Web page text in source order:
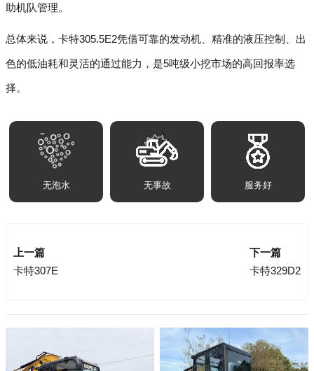
助机队管理。
总体来说，卡特305.5E2凭借可靠的发动机、精准的液压控制、出
色的低油耗和灵活的通过能力，是5吨级小挖市场的高回报率选
择。
无泡水 无事故 服务好
上一篇
卡特307E
下一篇
卡特329D2